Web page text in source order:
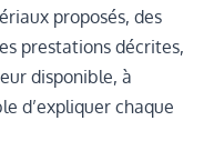
proposés, des
prestations décrites,
disponible, à
d’expliquer chaque